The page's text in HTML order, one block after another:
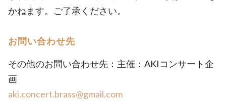
かねます。ご了承ください。
お問い合わせ先
その他のお問い合わせ先：主催：AKIコンサート企
画
aki.concert.brass@gmail.com